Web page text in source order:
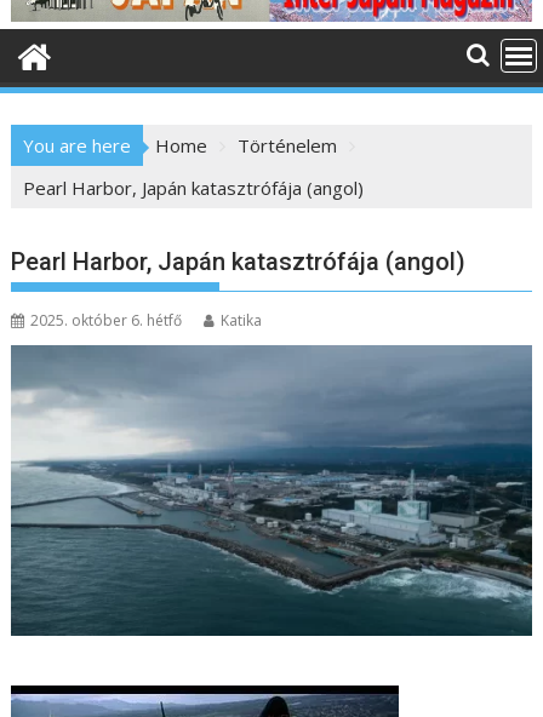
n
e
You are here Home
Történelem
Pearl Harbor, Japán katasztrófája (angol)
Pearl Harbor, Japán katasztrófája (angol)
2025. október 6. hétfő Katika